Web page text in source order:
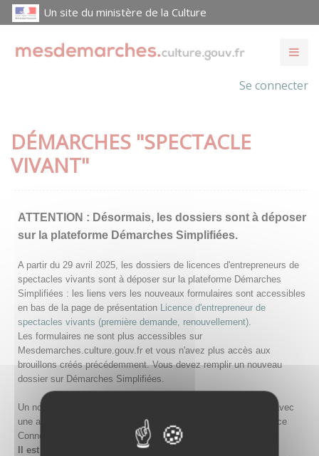
Un site du ministère de la Culture
Se connecter
DÉMARCHES "SPECTACLE
VIVANT"
ATTENTION : Désormais, les dossiers sont à déposer
sur la plateforme Démarches Simplifiées.
A partir du 29 avril 2025, les dossiers de licences d'entrepreneurs de
spectacles vivants sont à déposer sur la plateforme Démarches
Simplifiées : les liens vers les nouveaux formulaires sont accessibles
en bas de la page de présentation Licence d'entrepreneur de
spectacles vivants (première demande, renouvellement).
Les formulaires ne sont plus accessibles sur
Mesdemarches.culture.gouv.fr et vous n'avez plus accès aux
brouillons créés précédemment. Vous devez remplir un nouveau
dossier sur Démarches Simplifiées.
Un nouveau compte doit être créé sur Démarches Simplifiées avec
une adresse email et un mot de passe, ou en passant par France
Connect.
Il est conseillé lors de la création du compte de saisir une